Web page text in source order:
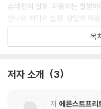
다. 그 과정을 통해 우리는 보다
의 힘을 찾을 수 있게 되는 것이
슈테판의 일화: 자동차는 멀쩡하
안나와 페터의 일화: 양말에 짜
세바스티안의 일화: 우울하게
누군가에게는 모기, 누군가에게
마침내 코끼리가 되다
누구나 막다른 골목이나 미로에
목
저자 소개 3
저 에른스트프리